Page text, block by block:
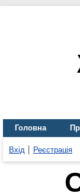
Головна
Вхід Реєстрація